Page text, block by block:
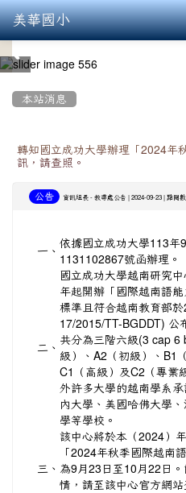
美華國小
本站消息
轉知國立成功大學辦理「2024年
訊，請查照。
公告 資訊組長 - 教導處公告 | 2024-09-23 | 點閱
一、 依據國立成功大學113年
1131102867號函辦理。
二、
國立成功大學越南研究
年起開辦「國際越南語
標準且符合越南教育部
17/2015/TT-BGDDT) 公
共分為三階六級(3 cap 6
級）、A2（初級）、B1
C1（高級）及C2（專業
外許多大學的越南學系
內大學、美國哈佛大學
學等學校。
三、
該中心將於本（2024）
「2024年秋季國際越南
為9月23日至10月22日
情，請至該中心官方網站